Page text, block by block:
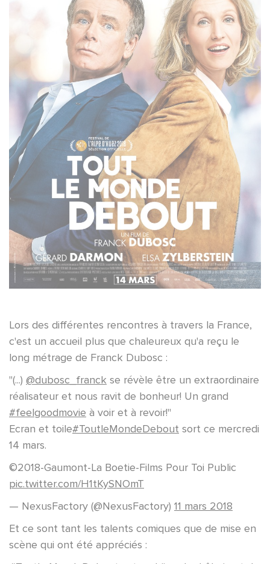
Lors des différentes rencontres à travers la France,
c'est un accueil plus que chaleureux qu'a reçu le
long métrage de Franck Dubosc :
"(...) @dubosc_franck se révèle être un extraordinaire
réalisateur et nous ravit de bonheur! Un grand
#feelgoodmovie à voir et à revoir!"
Ecran et toile#ToutleMondeDebout sort ce mercredi
14 mars.
©2018-Gaumont-La Boetie-Films Pour Toi Public
pic.twitter.com/H1tKySNOmT
— NexusFactory (@NexusFactory) 11 mars 2018
Et ce sont tant les talents comiques que de mise en
scène qui ont été appréciés :